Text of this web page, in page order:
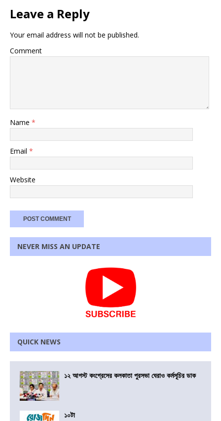
Leave a Reply
Your email address will not be published.
Comment
Name *
Email *
Website
NEVER MISS AN UPDATE
QUICK NEWS
১২ আগস্ট কংগ্রেসের কলকাতা পুরসভা ঘেরাও কর্মসূচির ডাক
১০টা